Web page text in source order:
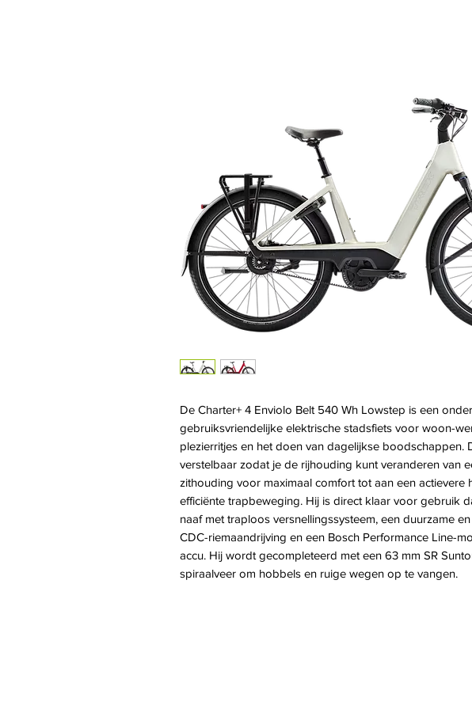
De Charter+ 4 Enviolo Belt 540 Wh Lowstep is een
gebruiksvriendelijke elektrische stadsfiets voor woon-
plezierritjes en het doen van dagelijkse boodschappen.
verstelbaar zodat je de rijhouding kunt veranderen van
zithouding voor maximaal comfort tot aan een actievere
efficiënte trapbeweging. Hij is direct klaar voor gebruik
naaf met traploos versnellingssysteem, een duurzame
CDC-riemaandrijving en een Bosch Performance Line-
accu. Hij wordt gecompleteerd met een 63 mm SR
spiraalveer om hobbels en ruige wegen op te vangen.